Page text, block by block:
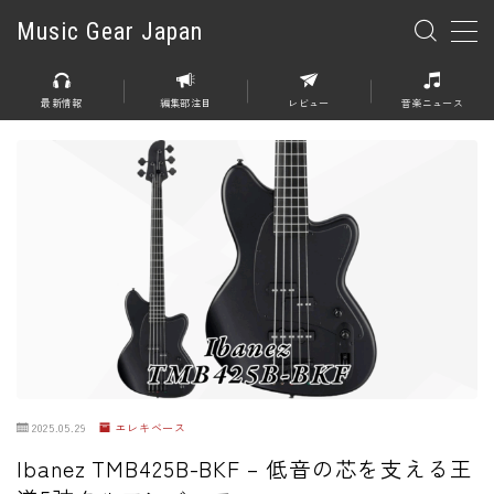
Music Gear Japan
MENU
エレキギター
エレキベース
アコースティックギター
エレアコ
エフェクター
最新情報 編集部注目 レビュー 音楽ニュース
2025.05.29 エレキベース
Ibanez TMB425B-BKF – 低音の芯を支える王